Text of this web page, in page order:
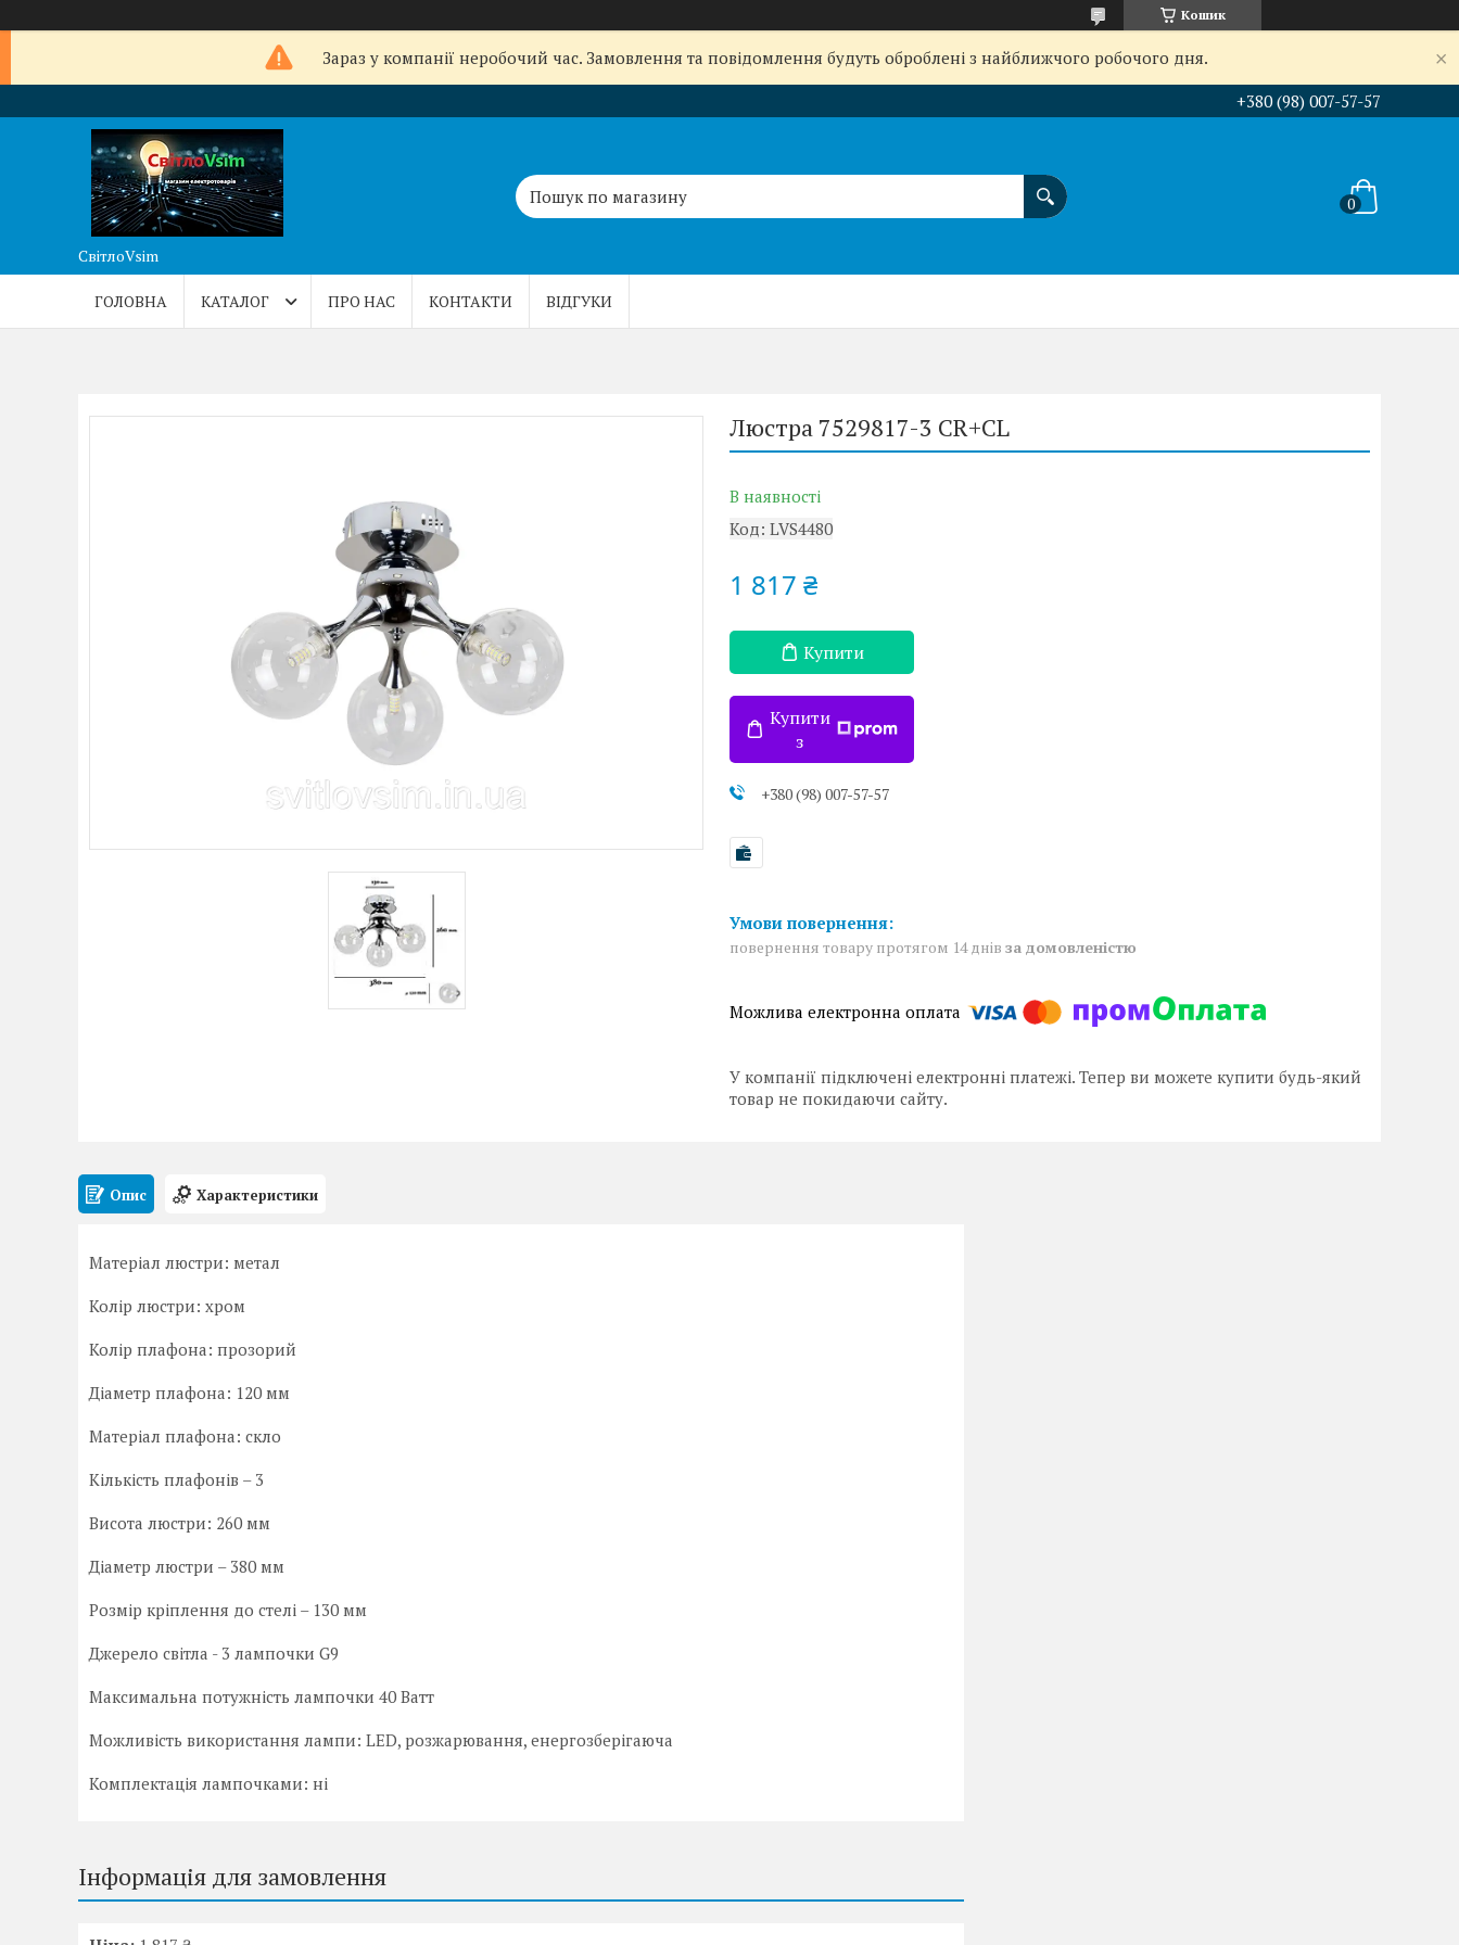
Кошик
Зараз у компанії неробочий час. Замовлення та повідомлення будуть оброблені з найближчого робочого дня.
+380 (98) 007-57-57
СвітлоVsim
ГОЛОВНА КАТАЛОГ ПРО НАС КОНТАКТИ ВІДГУКИ
Люстра 7529817-3 CR+CL
В наявності
Код: LVS4480
1 817 ₴
Купити
Купити
з
+380 (98) 007-57-57
повернення товару протягом 14 днів за домовленістю
У компанії підключені електронні платежі. Тепер ви можете купити будь-який
товар не покидаючи сайту.
Опис Характеристики
Матеріал люстри: метал
Колір люстри: хром
Колір плафона: прозорий
Діаметр плафона: 120 мм
Матеріал плафона: скло
Кількість плафонів – 3
Висота люстри: 260 мм
Діаметр люстри – 380 мм
Розмір кріплення до стелі – 130 мм
Джерело світла - 3 лампочки G9
Максимальна потужність лампочки 40 Ватт
Можливість використання лампи: LED, розжарювання, енергозберігаюча
Комплектація лампочками: ні
Інформація для замовлення